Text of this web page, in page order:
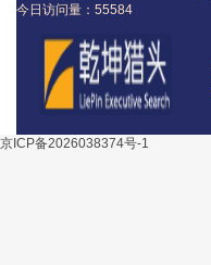
今日访问量： 55584
京ICP备2026038374号-1